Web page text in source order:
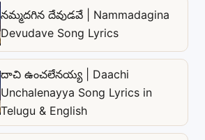
నమ్మదగిన దేవుడవే | Nammadagina
Devudave Song Lyrics
దాచి ఉంచలేనయ్య | Daachi
Unchalenayya Song Lyrics in
Telugu & English